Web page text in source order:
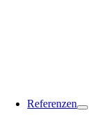
Referenzen